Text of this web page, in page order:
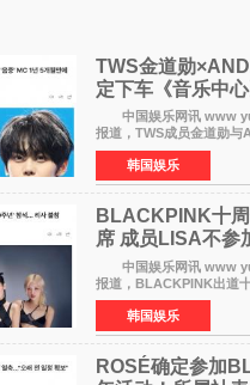
TWS金道勋
定下车《音乐中
MC席位
中国娱乐网讯 www
报道，TWS成员金道勋与
将于8月离开《音乐中心
勋与金奎彬于去年3月与
《音乐中心》MC，约1
韩国娱乐
BLACKPINK十
席 成员LISA不参
中国娱乐网讯 www yule
报道，BLACKPINK出道
动将由智秀、
LISA将缺席。 此前
未为组合出道十周年做
韩国娱乐
ROSÉ确定参加